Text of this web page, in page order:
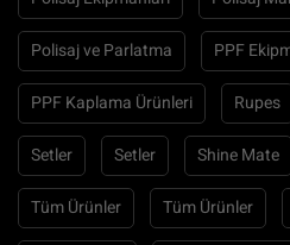
Polisaj ve Parlatma PPF
PPF Kaplama Ürünleri Rupes
Setler Setler Shine Mate
Tüm Ürünler Tüm Ürünler